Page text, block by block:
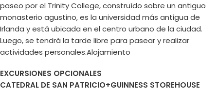
paseo por el Trinity College, construído sobre un antiguo
monasterio agustino, es la universidad más antigua de
Irlanda y está ubicada en el centro urbano de la ciudad.
Luego, se tendrá la tarde libre para pasear y realizar
actividades personales.Alojamiento
EXCURSIONES OPCIONALES
CATEDRAL DE SAN PATRICIO+GUINNESS STOREHOUSE